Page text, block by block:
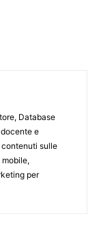
Database
e
sulle
per